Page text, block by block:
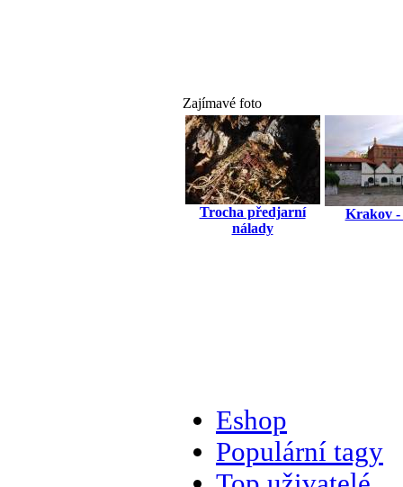
Zajímavé foto
Trocha předjarní
nálady
Krakov -
Eshop
Populární tagy